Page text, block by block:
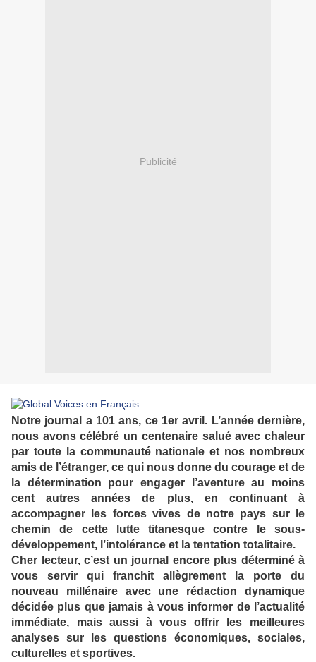
Publicité
Notre journal a 101 ans, ce 1er avril. L’année dernière,
nous avons célébré un centenaire salué avec chaleur
par toute la communauté nationale et nos nombreux
amis de l’étranger, ce qui nous donne du courage et de
la détermination pour engager l’aventure au moins
cent autres années de plus, en continuant à
accompagner les forces vives de notre pays sur le
chemin de cette lutte titanesque contre le sous-
développement, l’intolérance et la tentation totalitaire.
Cher lecteur, c’est un journal encore plus déterminé à
vous servir qui franchit allègrement la porte du
nouveau millénaire avec une rédaction dynamique
décidée plus que jamais à vous informer de l’actualité
immédiate, mais aussi à vous offrir les meilleures
analyses sur les questions économiques, sociales,
culturelles et sportives.